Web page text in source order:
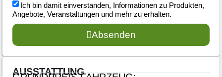
Ich bin damit einverstanden, Informationen zu Produkten,
Angebote, Veranstaltungen und mehr zu erhalten.
Absenden
AUSSTATTUNG